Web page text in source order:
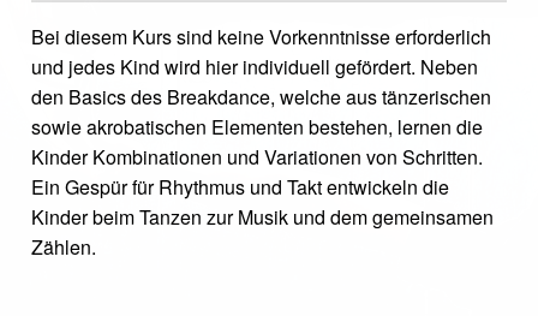
Bei diesem Kurs sind keine Vorkenntnisse erforderlich
und jedes Kind wird hier individuell gefördert. Neben
den Basics des Breakdance, welche aus tänzerischen
sowie akrobatischen Elementen bestehen, lernen die
Kinder Kombinationen und Variationen von Schritten.
Ein Gespür für Rhythmus und Takt entwickeln die
Kinder beim Tanzen zur Musik und dem gemeinsamen
Zählen.